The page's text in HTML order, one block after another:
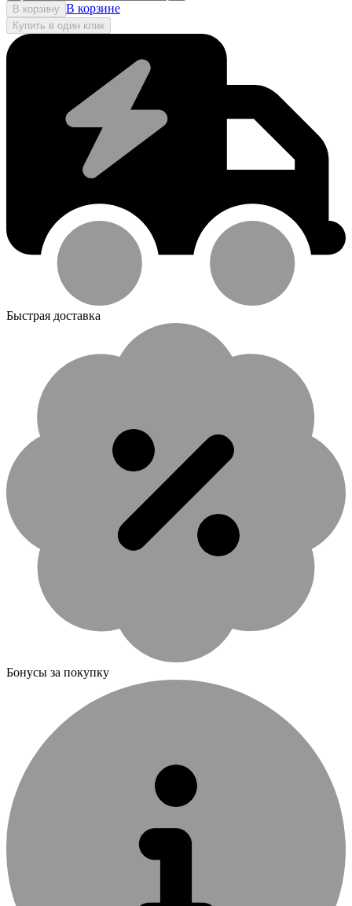
В корзину В корзине
Купить в один клик
Быстрая доставка
Бонусы за покупку